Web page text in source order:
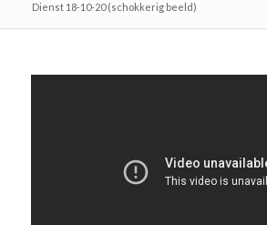
Dienst 18-10-20 (schokkerig beeld)